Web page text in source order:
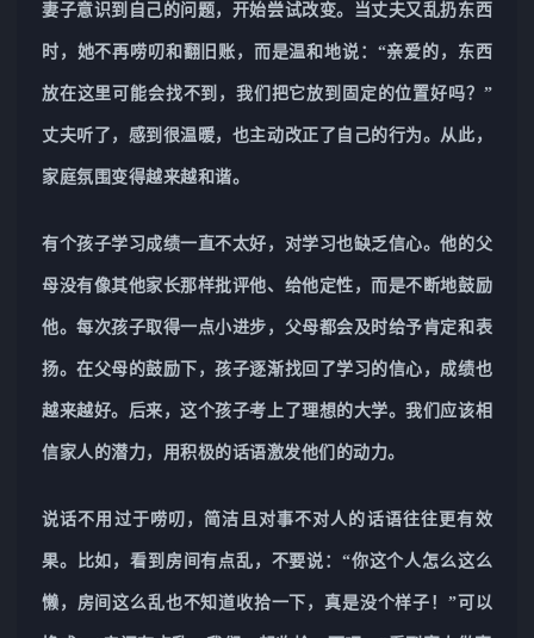
妻子意识到自己的问题，开始尝试改变。当丈夫又乱扔东西
时，她不再唠叨和翻旧账，而是温和地说：“亲爱的，东西
放在这里可能会找不到，我们把它放到固定的位置好吗？”
丈夫听了，感到很温暖，也主动改正了自己的行为。从此，
家庭氛围变得越来越和谐。
有个孩子学习成绩一直不太好，对学习也缺乏信心。他的父
母没有像其他家长那样批评他、给他定性，而是不断地鼓励
他。每次孩子取得一点小进步，父母都会及时给予肯定和表
扬。在父母的鼓励下，孩子逐渐找回了学习的信心，成绩也
越来越好。后来，这个孩子考上了理想的大学。我们应该相
信家人的潜力，用积极的话语激发他们的动力。
说话不用过于唠叨，简洁且对事不对人的话语往往更有效
果。比如，看到房间有点乱，不要说：“你这个人怎么这么
懒，房间这么乱也不知道收拾一下，真是没个样子！”可以